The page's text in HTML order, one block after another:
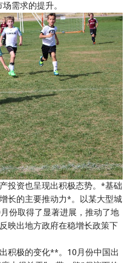
需求的提升。
投资也呈现出积极态势。*基础
长的主要推动力*。以某大型城
份取得了显著进展，推动了地
映出地方政府在稳增长政策下
积极的变化**。10月份中国出